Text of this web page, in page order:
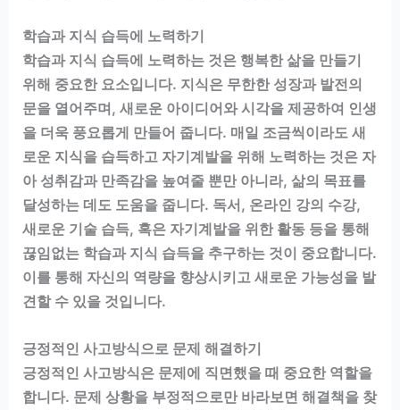
학습과 지식 습득에 노력하기
학습과 지식 습득에 노력하는 것은 행복한 삶을 만들기
위해 중요한 요소입니다. 지식은 무한한 성장과 발전의
문을 열어주며, 새로운 아이디어와 시각을 제공하여 인생
을 더욱 풍요롭게 만들어 줍니다. 매일 조금씩이라도 새
로운 지식을 습득하고 자기계발을 위해 노력하는 것은 자
아 성취감과 만족감을 높여줄 뿐만 아니라, 삶의 목표를
달성하는 데도 도움을 줍니다. 독서, 온라인 강의 수강,
새로운 기술 습득, 혹은 자기계발을 위한 활동 등을 통해
끊임없는 학습과 지식 습득을 추구하는 것이 중요합니다.
이를 통해 자신의 역량을 향상시키고 새로운 가능성을 발
견할 수 있을 것입니다.
긍정적인 사고방식으로 문제 해결하기
긍정적인 사고방식은 문제에 직면했을 때 중요한 역할을
합니다. 문제 상황을 부정적으로만 바라보면 해결책을 찾